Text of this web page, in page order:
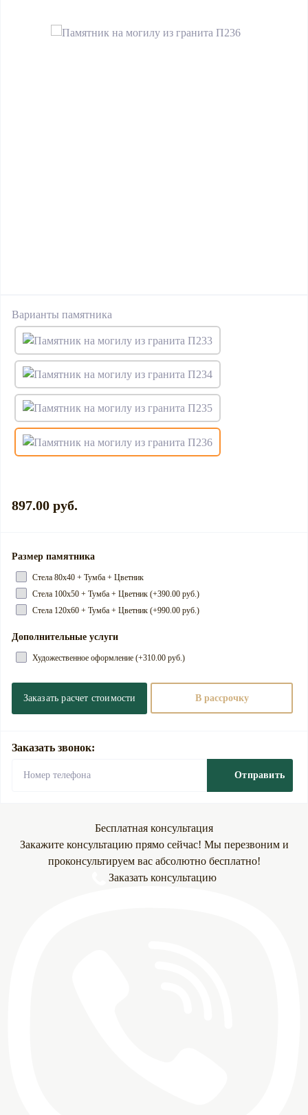
Варианты памятника
897.00 руб.
Размер памятника
Cтела 80х40 + Тумба + Цветник
Cтела 100х50 + Тумба + Цветник (+390.00 руб.)
Cтела 120х60 + Тумба + Цветник (+990.00 руб.)
Дополнительные услуги
Художественное оформление (+310.00 руб.)
Заказать расчет стоимости В рассрочку
Заказать звонок:
Отправить
Бесплатная консультация
Закажите консультацию прямо сейчас! Мы перезвоним и
проконсультируем вас абсолютно бесплатно!
Заказать консультацию